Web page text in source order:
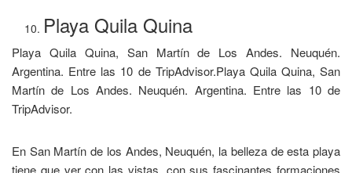
Playa Quila Quina
Playa Quila Quina, San Martín de Los Andes. Neuquén.
Argentina. Entre las 10 de TripAdvisor.Playa Quila Quina, San
Martín de Los Andes. Neuquén. Argentina. Entre las 10 de
TripAdvisor.
En San Martín de los Andes, Neuquén, la belleza de esta playa
tiene que ver con las vistas, con sus fascinantes formaciones